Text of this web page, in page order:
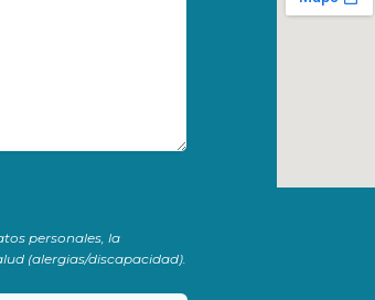
personales, la
(alergias/discapacidad).